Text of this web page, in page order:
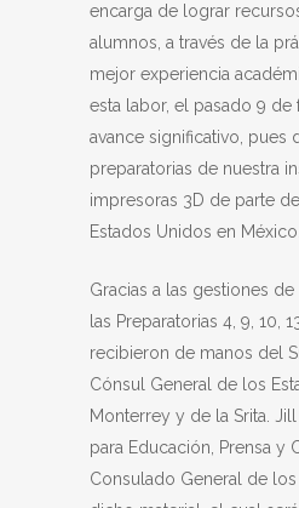
encarga de lograr
alumnos, a través de la
mejor experiencia
esta labor, el pasado 9 de
avance significativo, pues
preparatorias de nuestra
impresoras 3D de parte
Estados Unidos en México.
Gracias a las gestiones de
las Preparatorias 4, 9, 10,
recibieron de manos del
Cónsul General de los
Monterrey y de la Srita.
para Educación, Prensa y
Consulado General de los